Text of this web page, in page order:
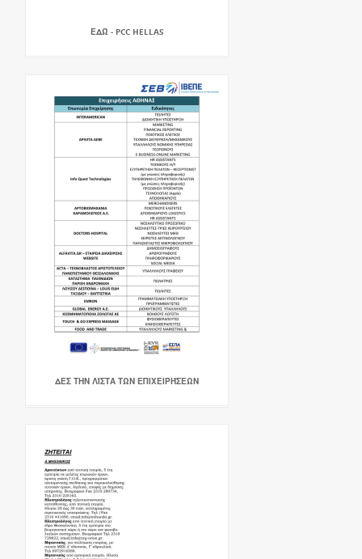
ΕΔΏ - PCC HELLAS
ΔΕΣ ΤΗΝ ΛΊΣΤΑ ΤΩΝ ΕΠΙΧΕΙΡΉΣΕΩΝ